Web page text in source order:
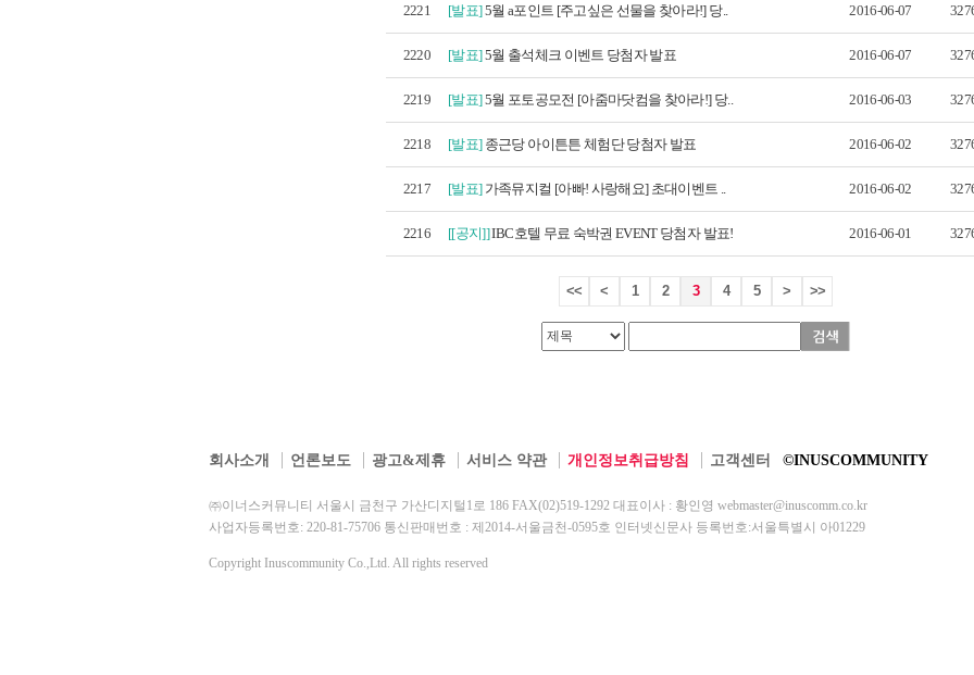
2221 [발표]5월 a포인트 [주고싶은 선물을 찾아라!] 당.. 2016-06-07
2220 [발표]5월 출석체크 이벤트 당첨자 발표 2016-06-07
2219 [발표]5월 포토공모전 [아줌마닷컴을 찾아라!] 당.. 2016-06-03
2218 [발표] 종근당 아이튼튼 체험단 당첨자 발표 2016-06-02
2217 [발표] 가족뮤지컬 [아빠! 사랑해요] 초대이벤트 .. 2016-06-02
2216 [[공지]]IBC호텔 무료 숙박권 EVENT 당첨자 발표! 2016-06-01
<< < 1 2 3 4 5 > >>